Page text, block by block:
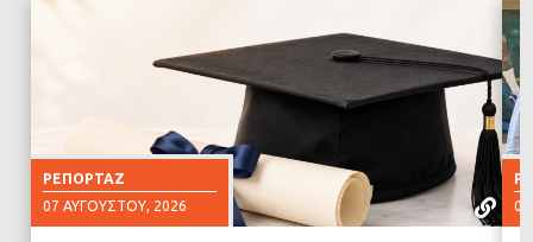
ΡΕΠΟΡΤΆΖ
07 ΑΥΓΟΎΣΤΟΥ, 2026